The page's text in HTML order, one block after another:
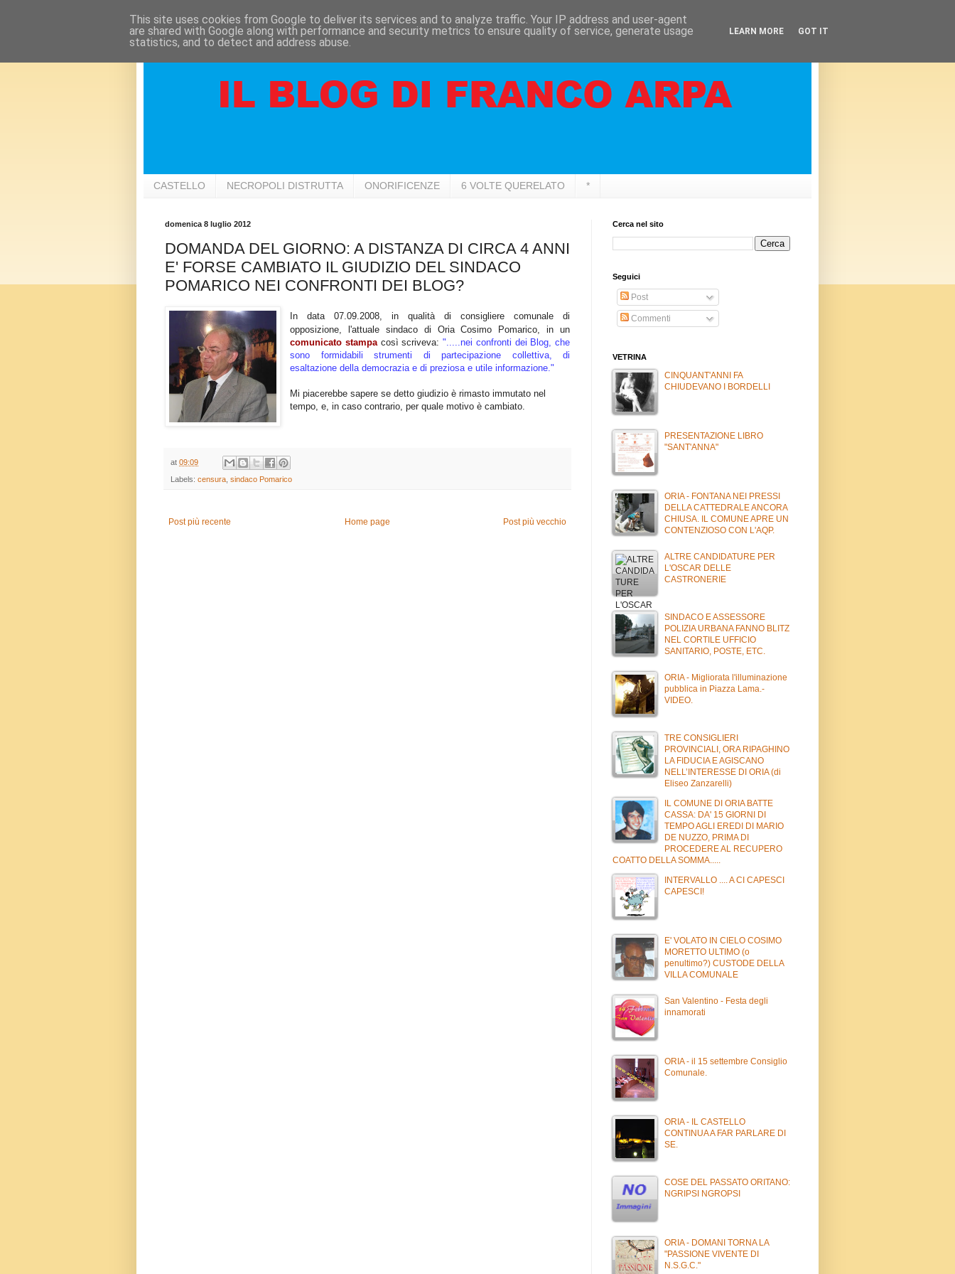
CASTELLO NECROPOLI DISTRUTTA ONORIFICENZE 6 VOLTE QUERELATO *
domenica 8 luglio 2012
DOMANDA DEL GIORNO: A DISTANZA DI CIRCA 4 ANNI
E' FORSE CAMBIATO IL GIUDIZIO DEL SINDACO
POMARICO NEI CONFRONTI DEI BLOG?
In data 07.09.2008, in qualità di consigliere comunale di
opposizione, l'attuale sindaco di Oria Cosimo Pomarico, in un
comunicato stampacosì scriveva: ".....nei confronti dei Blog, che
sono formidabili strumenti di partecipazione collettiva, di
esaltazione della democrazia e di preziosa e utile informazione."
Mi piacerebbe sapere se detto giudizio è rimasto immutato nel
tempo, e, in caso contrario, per quale motivo è cambiato.
at 09:09
Labels: censura sindaco Pomarico
Post più recente Post più vecchio
Home page
Cerca nel sito
Seguici
Post
Commenti
VETRINA
CINQUANT'ANNI FA
CHIUDEVANO I BORDELLI
PRESENTAZIONE LIBRO
"SANT'ANNA"
ORIA - FONTANA NEI PRESSI
DELLA CATTEDRALE ANCORA
CHIUSA. IL COMUNE APRE UN
CONTENZIOSO CON L'AQP.
ALTRE CANDIDATURE PER
L'OSCAR DELLE
CASTRONERIE
SINDACO E ASSESSORE
POLIZIA URBANA FANNO BLITZ
NEL CORTILE UFFICIO
SANITARIO, POSTE, ETC.
ORIA - Migliorata l'illuminazione
pubblica in Piazza Lama.-
VIDEO.
TRE CONSIGLIERI
PROVINCIALI, ORA RIPAGHINO
LA FIDUCIA E AGISCANO
NELL’INTERESSE DI ORIA (di
Eliseo Zanzarelli)
IL COMUNE DI ORIA BATTE
CASSA: DA' 15 GIORNI DI
TEMPO AGLI EREDI DI MARIO
DE NUZZO, PRIMA DI
PROCEDERE AL RECUPERO
COATTO DELLA SOMMA.....
INTERVALLO .... A CI CAPESCI
CAPESCI!
E' VOLATO IN CIELO COSIMO
MORETTO ULTIMO (o
penultimo?) CUSTODE DELLA
VILLA COMUNALE
San Valentino - Festa degli
innamorati
ORIA - il 15 settembre Consiglio
Comunale.
ORIA - IL CASTELLO
CONTINUA A FAR PARLARE DI
SE.
COSE DEL PASSATO ORITANO:
NGRIPSI NGROPSI
ORIA - DOMANI TORNA LA
"PASSIONE VIVENTE DI
N.S.G.C."
This site uses cookies from Google to deliver its services and to analyze traffic. Your IP address and user-agent
are shared with Google along with performance and security metrics to ensure quality of service, generate usage
statistics, and to detect and address abuse.
LEARN MORE GOT IT